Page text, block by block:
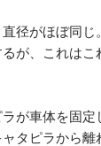
径がほぼ同
が、これはこ
が車体を固
タピラから離